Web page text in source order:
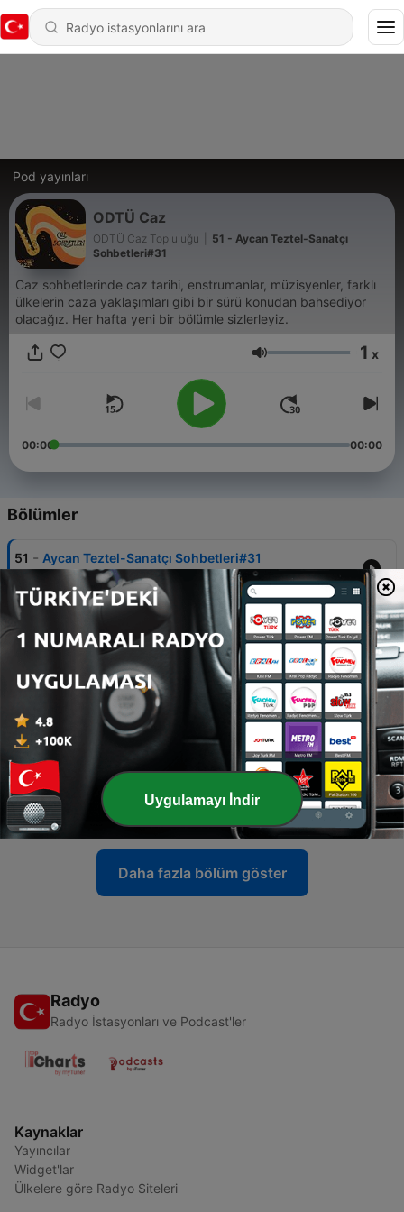
Pod yayınları
ODTÜ Caz
ODTÜ Caz Topluluğu
51 - Aycan Teztel-Sanatçı
Sohbetleri#31
Caz sohbetlerinde caz tarihi, enstrumanlar, müzisyenler, farklı
ülkelerin caza yaklaşımları gibi bir sürü konudan bahsediyor
olacağız. Her hafta yeni bir bölümle sizlerleyiz.
Ses 1 x
00:00 00:00
Bölümler
51 - Aycan Teztel-Sanatçı Sohbetleri#31
09 Mar 2022
50 Serdar Barçın (2)- Sanatçı Sohbetleri#30
21 Şub 2022
49 - Serdar Barçın (1)- Sanatçı Sohbetleri#29
48 - Jehan Barbur - Sanatçı Sohbetleri #28
04 Oca 2022
47 - Selim Gürcan - Sanatçı Sohbetleri #27
13 Ara 2021
Daha fazla bölüm göster
Radyo
Radyo İstasyonları ve Podcast'ler
Kaynaklar
Yayıncılar
Widget'lar
Ülkelere göre Radyo Siteleri
Uygulamayı İndir